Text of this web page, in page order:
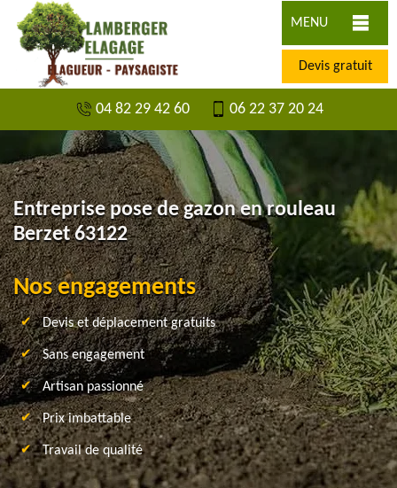
MENU
Devis gratuit
04 82 29 42 60 06 22 37 20 24
Entreprise pose de gazon en rouleau
Berzet 63122
Nos engagements
Devis et déplacement gratuits
Sans engagement
Artisan passionné
Prix imbattable
Travail de qualité